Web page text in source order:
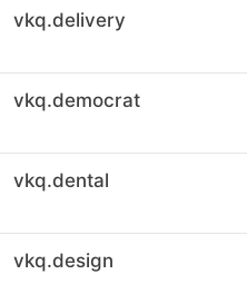
vkq.delivery
vkq.democrat
vkq.dental
vkq.design